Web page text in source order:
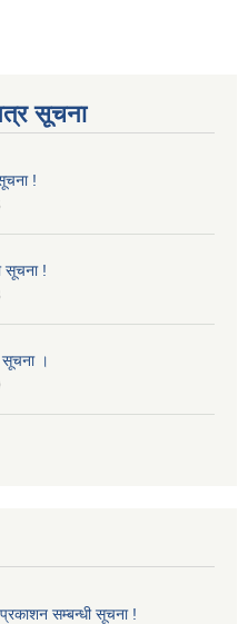
सूचना
!
सूचना !
सूचना ।
सम्बन्धी सूचना !